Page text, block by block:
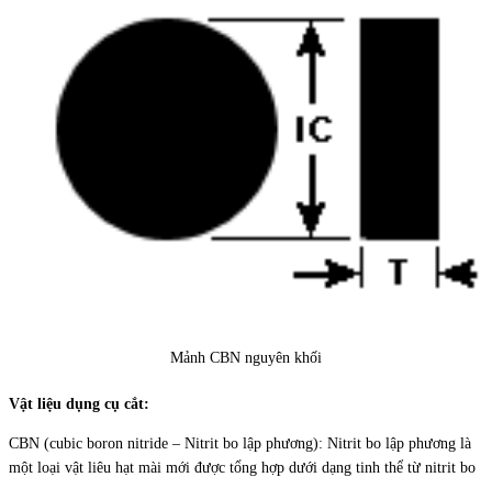
Mảnh CBN nguyên khối
Vật liệu dụng cụ cắt:
CBN (cubic boron nitride – Nitrit bo lập phương): Nitrit bo lập phương là
một loại vật liêu hạt mài mới được tổng hợp dưới dạng tinh thể từ nitrit bo